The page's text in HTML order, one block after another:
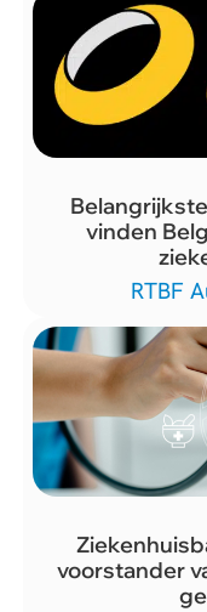
vinden
RTBF
voorstander